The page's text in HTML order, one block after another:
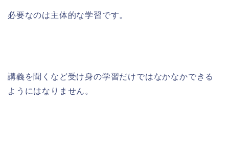
必要なのは主体的な学習です。
講義を聞くなど受け身の学習だけではなかなかできる
ようにはなりません。